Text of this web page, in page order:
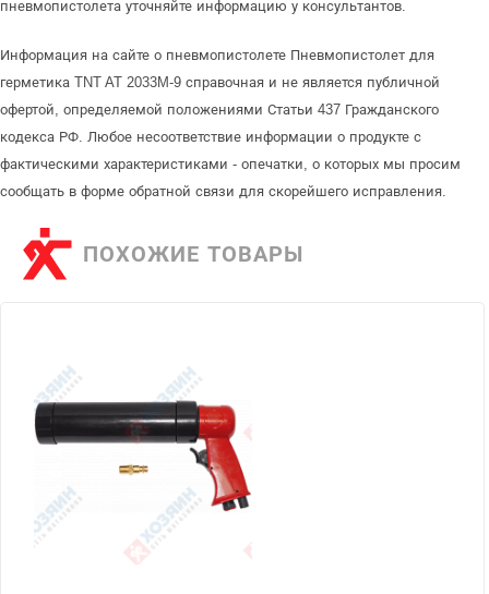
пневмопистолета уточняйте информацию у консультантов.
Информация на сайте о пневмопистолете Пневмопистолет для
герметика TNT AT 2033M-9 справочная и не является публичной
офертой, определяемой положениями Статьи 437 Гражданского
кодекса РФ. Любое несоответствие информации о продукте с
фактическими характеристиками - опечатки, о которых мы просим
сообщать в форме обратной связи для скорейшего исправления.
ПОХОЖИЕ ТОВАРЫ